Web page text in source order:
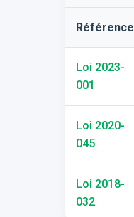
Référence
Loi 2023-
001
Loi 2020-
045
Loi 2018-
032